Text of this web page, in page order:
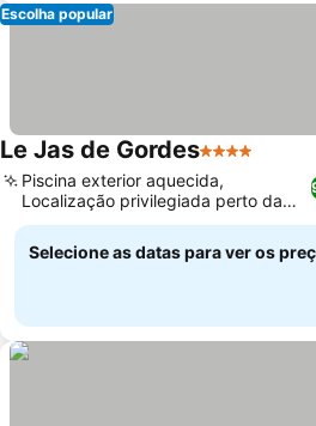
Escolha popular
Le Jas de Gordes4 Estrelas
Piscina exterior aquecida,
Localização privilegiada perto da
vila de Gordes
Selecione as datas para ver os